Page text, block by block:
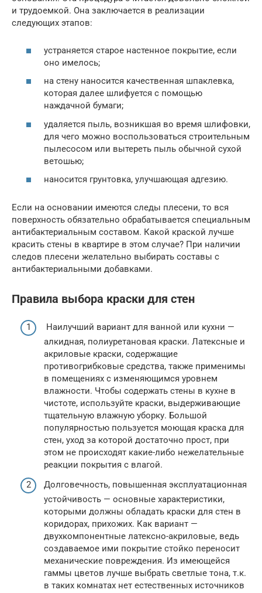
и трудоемкой. Она заключается в реализации
следующих этапов:
устраняется старое настенное покрытие, если
оно имелось;
на стену наносится качественная шпаклевка,
которая далее шлифуется с помощью
наждачной бумаги;
удаляется пыль, возникшая во время шлифовки,
для чего можно воспользоваться строительным
пылесосом или вытереть пыль обычной сухой
ветошью;
наносится грунтовка, улучшающая адгезию.
Если на основании имеются следы плесени, то вся
поверхность обязательно обрабатывается специальным
антибактериальным составом. Какой краской лучше
красить стены в квартире в этом случае? При наличии
следов плесени желательно выбирать составы с
антибактериальными добавками.
Правила выбора краски для стен
Наилучший вариант для ванной или кухни —
алкидная, полиуретановая краски. Латексные и
акриловые краски, содержащие
противогрибковые средства, также применимы
в помещениях с изменяющимся уровнем
влажности. Чтобы содержать стены в кухне в
чистоте, используйте краски, выдерживающие
тщательную влажную уборку. Большой
популярностью пользуется моющая краска для
стен, уход за которой достаточно прост, при
этом не происходят какие-либо нежелательные
реакции покрытия с влагой.
Долговечность, повышенная эксплуатационная
устойчивость — основные характеристики,
которыми должны обладать краски для стен в
коридорах, прихожих. Как вариант —
двухкомпонентные латексно-акриловые, ведь
создаваемое ими покрытие стойко переносит
механические повреждения. Из имеющейся
гаммы цветов лучше выбрать светлые тона, т.к.
в таких комнатах нет естественных источников